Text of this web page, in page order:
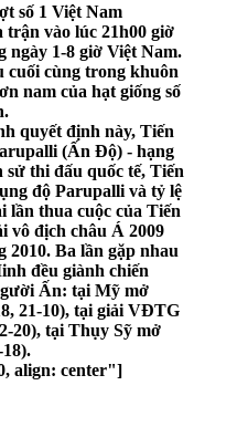
số 1 Việt Nam
vào lúc 21h00 giờ
ngày 1-8 giờ Việt Nam.
cùng trong khuôn
nam của hạt giống số
quyết định này, Tiến
(Ấn Độ) - hạng
sử thi đấu quốc tế, Tiến
độ Parupalli và tỷ lệ
lần thua cuộc của Tiến
vô địch châu Á 2009
2010. Ba lần gặp nhau
đều giành chiến
Ấn: tại Mỹ mở
21-10), tại giải VĐTG
20), tại Thụy Sỹ mở
align: center"]